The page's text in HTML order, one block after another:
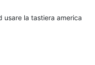
usare la tastiera america